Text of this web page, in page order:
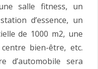
salle fitness, un
d’essence, un
de 1000 m2, une
bien-être, etc.
d’automobile sera